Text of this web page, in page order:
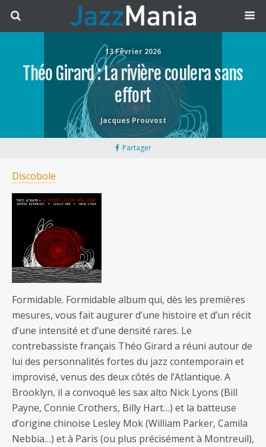
13 Février 2026
Théo Girard : La rivière coulera sans
effort
Jacques Prouvost
Partager
Discobole
Formidable. Formidable album qui, dès les premières
mesures, vous fait augurer d’une histoire et d’un récit
d’une intensité et d’une densité rares. Le
contrebassiste français Théo Girard a réuni autour de
lui des personnalités fortes du jazz contemporain et
improvisé, venus des deux côtés de l’Atlantique. A
Brooklyn, il a convoqué les sax alto Nick Lyons (Bill
Payne, Connie Crothers, Billy Hart…) et la batteuse
d’origine chinoise Lesley Mok (William Parker, Camila
Nebbia…) et à Paris (ou plus précisément à Montreuil),